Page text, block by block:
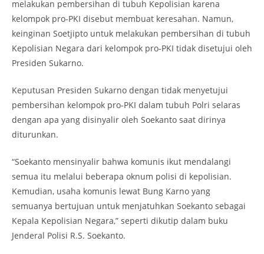
melakukan pembersihan di tubuh Kepolisian karena
kelompok pro-PKI disebut membuat keresahan. Namun,
keinginan Soetjipto untuk melakukan pembersihan di tubuh
Kepolisian Negara dari kelompok pro-PKI tidak disetujui oleh
Presiden Sukarno.
Keputusan Presiden Sukarno dengan tidak menyetujui
pembersihan kelompok pro-PKI dalam tubuh Polri selaras
dengan apa yang disinyalir oleh Soekanto saat dirinya
diturunkan.
“Soekanto mensinyalir bahwa komunis ikut mendalangi
semua itu melalui beberapa oknum polisi di kepolisian.
Kemudian, usaha komunis lewat Bung Karno yang
semuanya bertujuan untuk menjatuhkan Soekanto sebagai
Kepala Kepolisian Negara,” seperti dikutip dalam buku
Jenderal Polisi R.S. Soekanto.